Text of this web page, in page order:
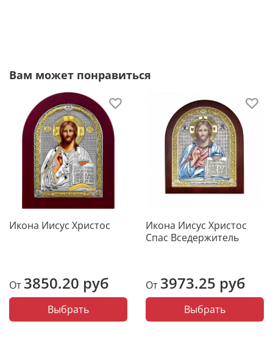
Не требует специального ухода
Икона не требует чистки специальными средствами.
Она не темнеет от времени. Достаточно просто
смахивать с нее пыль мягкой тканью и беречь от
царапин. И икона будет радовать красотой и
блеском долгие годы.
Вам может понравиться
Икона Иисус Христос
От 3850.20 руб
Выбрать
Икона Иисус Христос
Спас Вседержитель
От 3973.25 руб
Выбрать